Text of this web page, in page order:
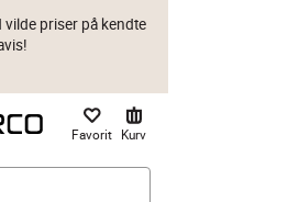
Prismatch
priser på kendte
Favorit Kurv